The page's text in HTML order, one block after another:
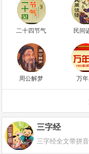
二十四节气 民间
周公解梦 万
三字经
三字经全文带拼音